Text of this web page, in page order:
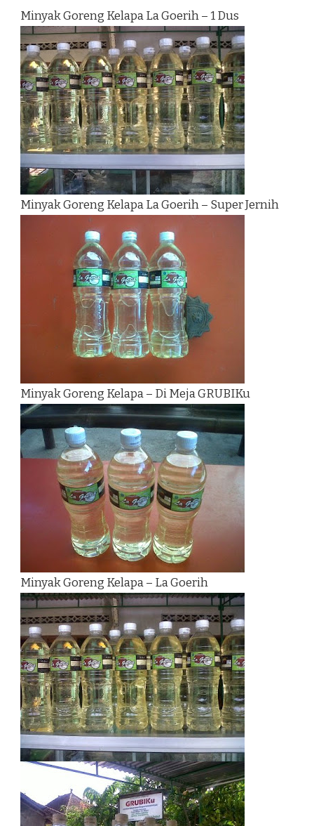
Minyak Goreng Kelapa La Goerih – 1 Dus
Minyak Goreng Kelapa La Goerih – Super Jernih
Minyak Goreng Kelapa – Di Meja GRUBIKu
Minyak Goreng Kelapa – La Goerih